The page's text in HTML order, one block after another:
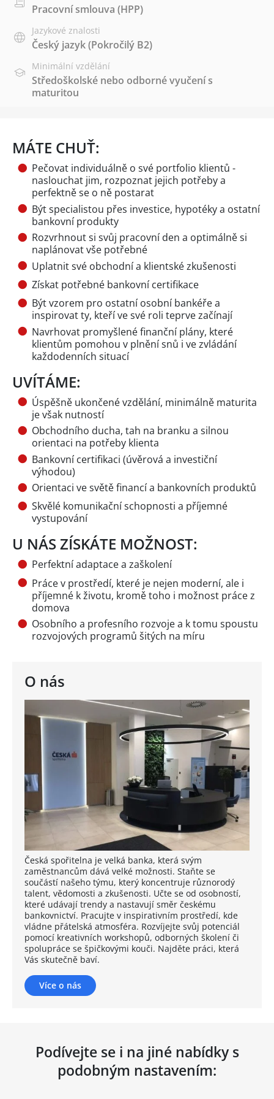
Pracovní smlouva (HPP)
Jazykové znalosti
Český jazyk(Pokročilý B2)
Minimální vzdělání
Středoškolské nebo odborné vyučení s
maturitou
O nás
Česká spořitelna je velká banka, která svým
zaměstnancům dává velké možnosti. Staňte se
součástí našeho týmu, který koncentruje různorodý
talent, vědomosti a zkušenosti. Učte se od osobností,
které udávají trendy a nastavují směr českému
bankovnictví. Pracujte v inspirativním prostředí, kde
vládne přátelská atmosféra. Rozvíjejte svůj potenciál
pomocí kreativních workshopů, odborných školení či
spolupráce se špičkovými kouči. Najděte práci, která
Vás skutečně baví.
Více o nás
MÁTE CHUŤ:
Pečovat individuálně o své portfolio klientů -
naslouchat jim, rozpoznat jejich potřeby a
perfektně se o ně postarat
Být specialistou přes investice, hypotéky a ostatní
bankovní produkty
Rozvrhnout si svůj pracovní den a optimálně si
naplánovat vše potřebné
Uplatnit své obchodní a klientské zkušenosti
Získat potřebné bankovní certifikace
Být vzorem pro ostatní osobní bankéře a
inspirovat ty, kteří ve své roli teprve začínají
Navrhovat promyšlené finanční plány, které
klientům pomohou v plnění snů i ve zvládání
každodenních situací
UVÍTÁME:
Úspěšně ukončené vzdělání, minimálně maturita
je však nutností
Obchodního ducha, tah na branku a silnou
orientaci na potřeby klienta
Bankovní certifikaci (úvěrová a investiční
výhodou)
Orientaci ve světě financí a bankovních produktů
Skvělé komunikační schopnosti a příjemné
vystupování
U NÁS ZÍSKÁTE MOŽNOST:
Perfektní adaptace a zaškolení
Práce v prostředí, které je nejen moderní, ale i
příjemné k životu, kromě toho i možnost práce z
domova
Osobního a profesního rozvoje a k tomu spoustu
rozvojových programů šitých na míru
Podívejte se i na jiné nabídky s
podobným nastavením: